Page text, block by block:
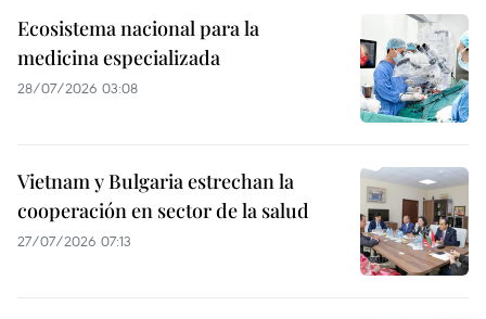
Ecosistema nacional para la
medicina especializada
28/07/2026 03:08
Vietnam y Bulgaria estrechan la
cooperación en sector de la salud
27/07/2026 07:13